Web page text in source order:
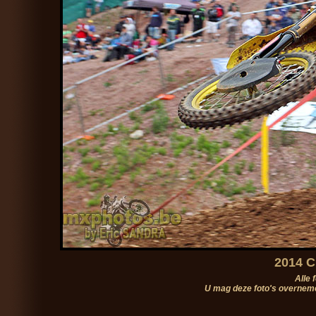
2014
Alle
U mag deze foto's